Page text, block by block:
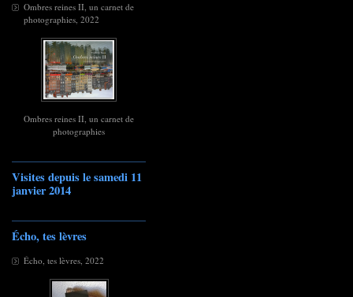
Ombres reines II, un carnet de
photographies, 2022
Ombres reines II, un carnet de
photographies
Visites depuis le samedi 11
janvier 2014
Écho, tes lèvres
Écho, tes lèvres, 2022